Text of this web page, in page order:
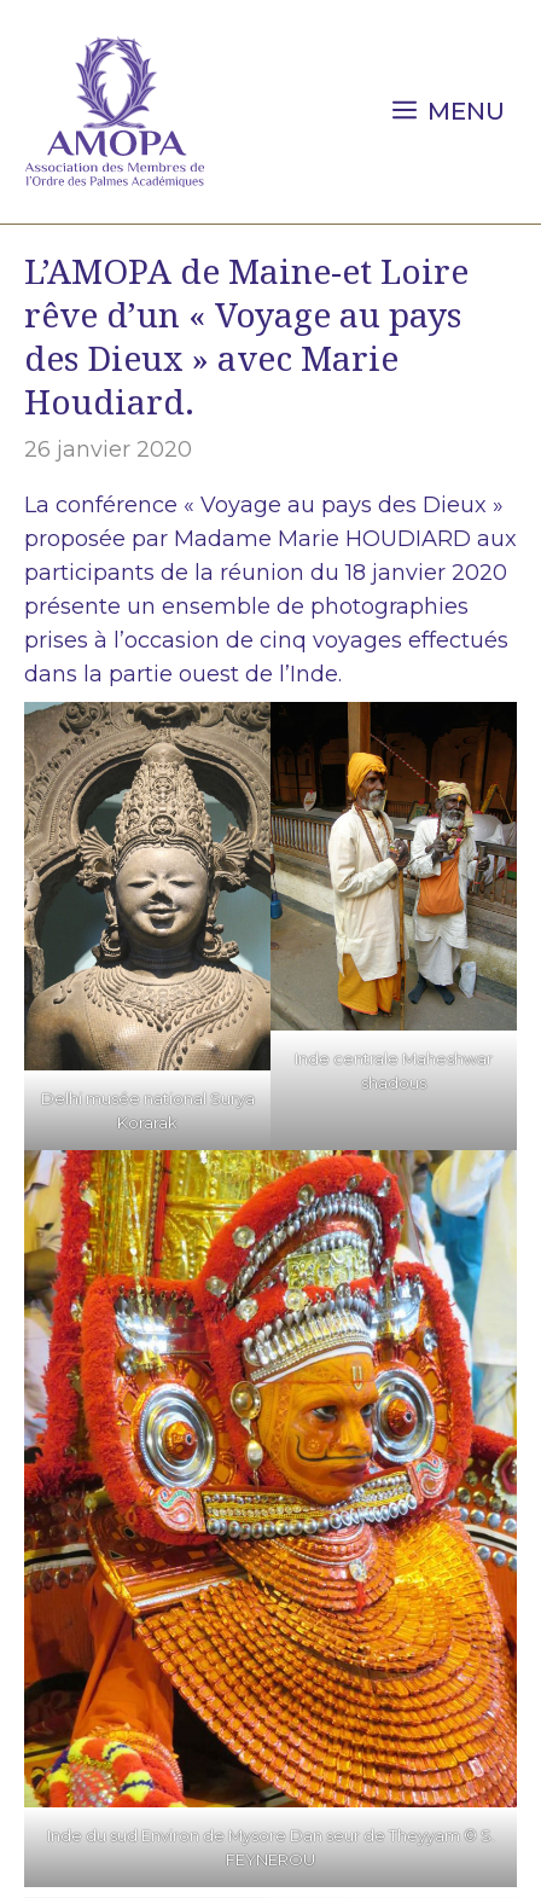
contenu
MENU
L’AMOPA de Maine-et Loire
rêve d’un « Voyage au pays
des Dieux » avec Marie
Houdiard.
26 janvier 2020
La conférence « Voyage au pays des Dieux »
proposée par Madame Marie HOUDIARD aux
participants de la réunion du 18 janvier 2020
présente un ensemble de photographies
prises à l’occasion de cinq voyages effectués
dans la partie ouest de l’Inde.
Delhi musée national Surya
Korarak
Inde centrale Maheshwar
shadous
Inde du sud Environ de Mysore Dan seur de Theyyam © S.
FEYNEROU